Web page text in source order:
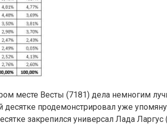
месте Весты (7181) дела немногим
продемонстрировал уже
закрепился универсал Лада